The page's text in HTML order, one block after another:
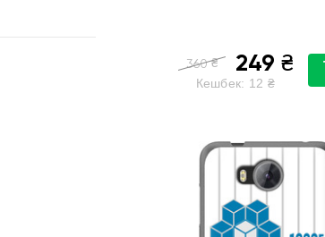
360 ₴ 249 ₴
Кешбек: 12 ₴